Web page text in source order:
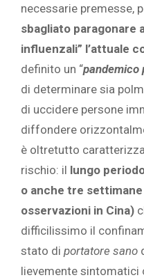
necessarie premesse,
sbagliato paragonare
influenzali” l’attuale
definito un “pandemico
di determinare sia
di uccidere persone
diffondere
è oltretutto
rischio: il lungo
o anche tre
osservazioni in Cina)
difficilissimo il
stato di portatore sano
lievemente sintomatici